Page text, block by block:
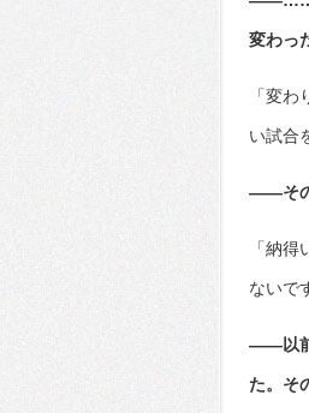
変わっ
「変
い試合
――その
「納
ないで
――以前
た。そ